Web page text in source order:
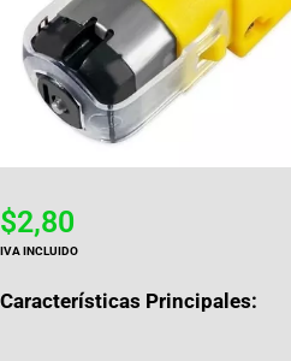
$2,80
IVA INCLUIDO
Características Principales: